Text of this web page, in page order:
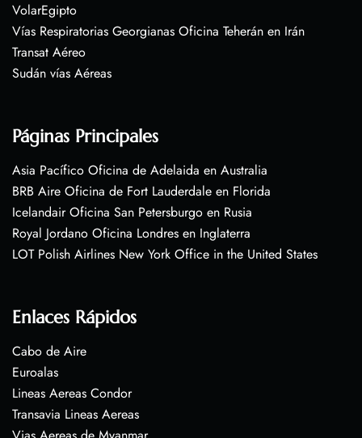
VolarEgipto
Vías Respiratorias Georgianas Oficina Teherán en Irán
Transat Aéreo
Sudán vías Aéreas
Páginas Principales
Asia Pacífico Oficina de Adelaida en Australia
BRB Aire Oficina de Fort Lauderdale en Florida
Icelandair Oficina San Petersburgo en Rusia
Royal Jordano Oficina Londres en Inglaterra
LOT Polish Airlines New York Office in the United States
Enlaces Rápidos
Cabo de Aire
Euroalas
Lineas Aereas Condor
Transavia Lineas Aereas